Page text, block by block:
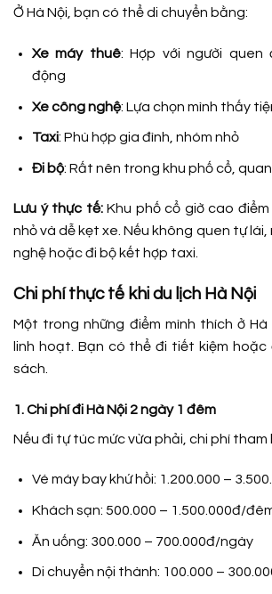
Ở Hà Nội, bạn có thể di chuyển bằng:
Xe máy thuê: Hợp với người quen
động
Xe công nghệ: Lựa chọn mình thấy
Taxi: Phù hợp gia đình, nhóm nhỏ
Đi bộ: Rất nên trong khu phố cổ,
Lưu ý thực tế: Khu phố cổ giờ cao
nhỏ và dễ kẹt xe. Nếu không quen tự
nghệ hoặc đi bộ kết hợp taxi.
Chi phí thực tế khi du lịch Hà Nội
Một trong những điểm mình thích ở Hà
linh hoạt. Bạn có thể đi tiết kiệm hoặc
sách.
1. Chi phí đi Hà Nội 2 ngày 1 đêm
Nếu đi tự túc mức vừa phải, chi phí tham
Vé máy bay khứ hồi: 1.200.000 –
Khách sạn: 500.000 – 1.500.000đ/
Ăn uống: 300.000 – 700.000đ/ngày
Di chuyển nội thành: 100.000 –